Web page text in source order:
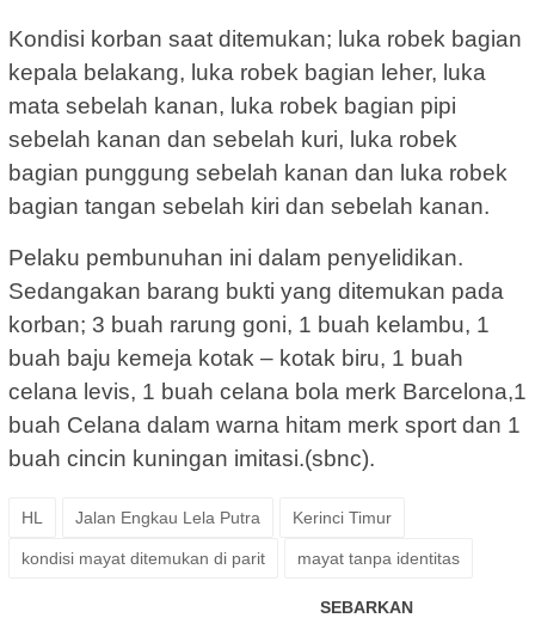
Kondisi korban saat ditemukan; luka robek bagian
kepala belakang, luka robek bagian leher, luka
mata sebelah kanan, luka robek bagian pipi
sebelah kanan dan sebelah kuri, luka robek
bagian punggung sebelah kanan dan luka robek
bagian tangan sebelah kiri dan sebelah kanan.
Pelaku pembunuhan ini dalam penyelidikan.
Sedangakan barang bukti yang ditemukan pada
korban; 3 buah rarung goni, 1 buah kelambu, 1
buah baju kemeja kotak – kotak biru, 1 buah
celana levis, 1 buah celana bola merk Barcelona,1
buah Celana dalam warna hitam merk sport dan 1
buah cincin kuningan imitasi.(sbnc).
HL Jalan Engkau Lela Putra Kerinci Timur
kondisi mayat ditemukan di parit mayat tanpa identitas
SEBARKAN